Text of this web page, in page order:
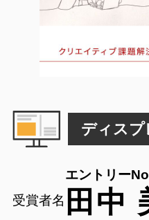
ディスプ
受賞者名
エントリー
田中